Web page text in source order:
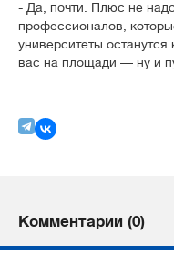
- Да, почти. Плюс не
профессионалов,
университеты
вас на площади — ну и
Комментарии (0)